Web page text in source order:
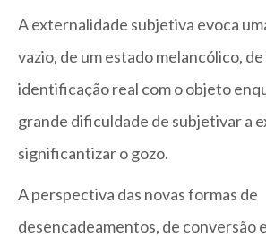
A externalidade subjetiva evoca
vazio, de um estado melancólico, de
identificação real com o objeto
grande dificuldade de subjetivar a
significantizar o gozo.
A perspectiva das novas formas de
desencadeamentos, de conversão